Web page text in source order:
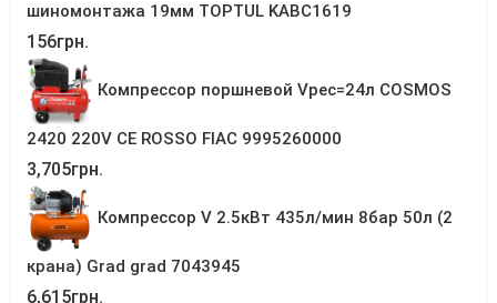
шиномонтажа 19мм TOPTUL KABC1619
156грн.
Компрессор поршневой Vрес=24л COSMOS
2420 220V CE ROSSO FIAC 9995260000
3,705грн.
Компрессор V 2.5кВт 435л/мин 8бар 50л (2
крана) Grad grad 7043945
6,615грн.